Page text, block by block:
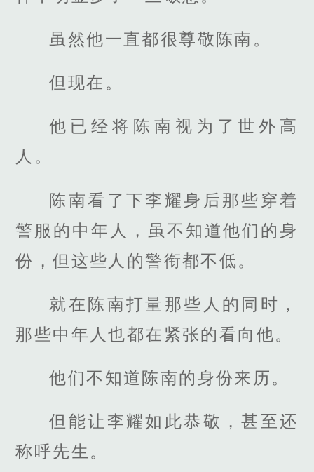
虽然他一直都很尊敬陈南。
但现在。
他已经将陈南视为了世外高
人。
陈南看了下李耀身后那些穿着
警服的中年人，虽不知道他们的身
份，但这些人的警衔都不低。
就在陈南打量那些人的同时，
那些中年人也都在紧张的看向他。
他们不知道陈南的身份来历。
但能让李耀如此恭敬，甚至还
称呼先生。